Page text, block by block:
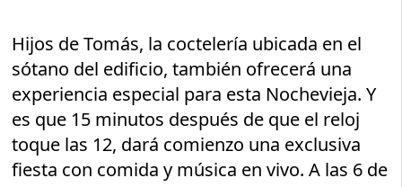
Hijos de Tomás, la coctelería ubicada en el
sótano del edificio, también ofrecerá una
experiencia especial para esta Nochevieja. Y
es que 15 minutos después de que el reloj
toque las 12, dará comienzo una exclusiva
fiesta con comida y música en vivo. A las 6 de